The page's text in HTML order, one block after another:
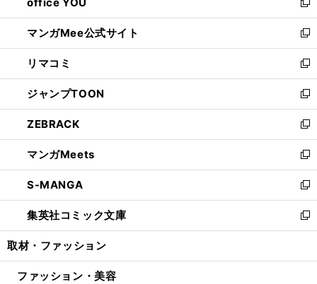
で
開
く
ィ
ン
ド
ウ
で
開
く
い
ウ
ィ
ン
ド
ウ
で
開
く
新
し
い
ウ
ィ
ン
ド
ウ
で
開
く
マンガMee公式サイト
新
し
い
ウ
ィ
ン
ド
ウ
で
開
く
リマコミ
新
し
い
ウ
ィ
ン
ド
ウ
で
開
く
ジャンプTOON
新
し
い
ウ
ィ
ン
ド
ウ
で
開
ZEBRACK
新
し
い
ウ
ィ
ン
ド
ウ
開
マンガMeets
新
し
い
ウ
ィ
ン
ウ
S-MANGA
新
し
い
ウ
ン
集英社コミック文庫
新
し
ウ
取材・ファッション
ファッション・美容